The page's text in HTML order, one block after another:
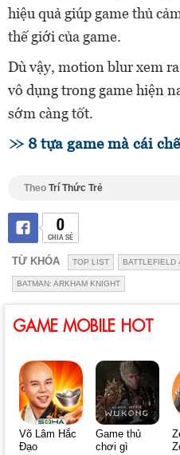
hiệu quả giúp game thủ
thế giới của game.
Dù vậy, motion blur xem
vô dụng trong game hiện
sớm càng tốt.
8 tựa game mà cái
Theo Trí Thức Trẻ
0
CHIA SẺ
TỪ KHÓA TOP LIST BATTLEFIELD
BATMAN: ARKHAM KNIGHT
GAME MOBILE HOT
Võ Lâm Hắc
Đạo
Game thủ
chơi gì